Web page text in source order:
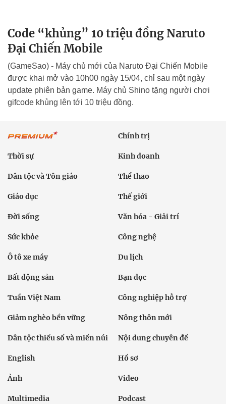
Code “khủng” 10 triệu đồng Naruto
Đại Chiến Mobile
(GameSao) - Máy chủ mới của Naruto Đại Chiến Mobile
được khai mở vào 10h00 ngày 15/04, chỉ sau một ngày
update phiên bản game. Máy chủ Shino tặng người chơi
gifcode khủng lên tới 10 triệu đồng.
Chính trị
Thời sự Kinh doanh
Dân tộc và Tôn giáo Thể thao
Giáo dục Thế giới
Đời sống Văn hóa - Giải trí
Sức khỏe Công nghệ
Ô tô xe máy Du lịch
Bất động sản Bạn đọc
Tuần Việt Nam Công nghiệp hỗ trợ
Giảm nghèo bền vững Nông thôn mới
Dân tộc thiểu số và miền núi Nội dung chuyên đề
English Hồ sơ
Ảnh Video
Multimedia Podcast